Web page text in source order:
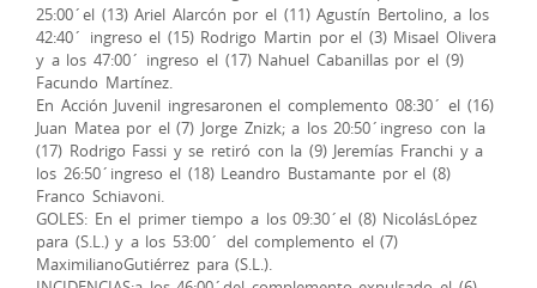
25:00´el (13) Ariel Alarcón por el (11) Agustín Bertolino, a los
42:40´ ingreso el (15) Rodrigo Martin por el (3) Misael Olivera
y a los 47:00´ ingreso el (17) Nahuel Cabanillas por el (9)
Facundo Martínez.
En Acción Juvenil ingresaronen el complemento 08:30´ el (16)
Juan Matea por el (7) Jorge Znizk; a los 20:50´ingreso con la
(17) Rodrigo Fassi y se retiró con la (9) Jeremías Franchi y a
los 26:50´ingreso el (18) Leandro Bustamante por el (8)
Franco Schiavoni.
GOLES: En el primer tiempo a los 09:30´el (8) NicolásLópez
para (S.L.) y a los 53:00´ del complemento el (7)
MaximilianoGutiérrez para (S.L.).